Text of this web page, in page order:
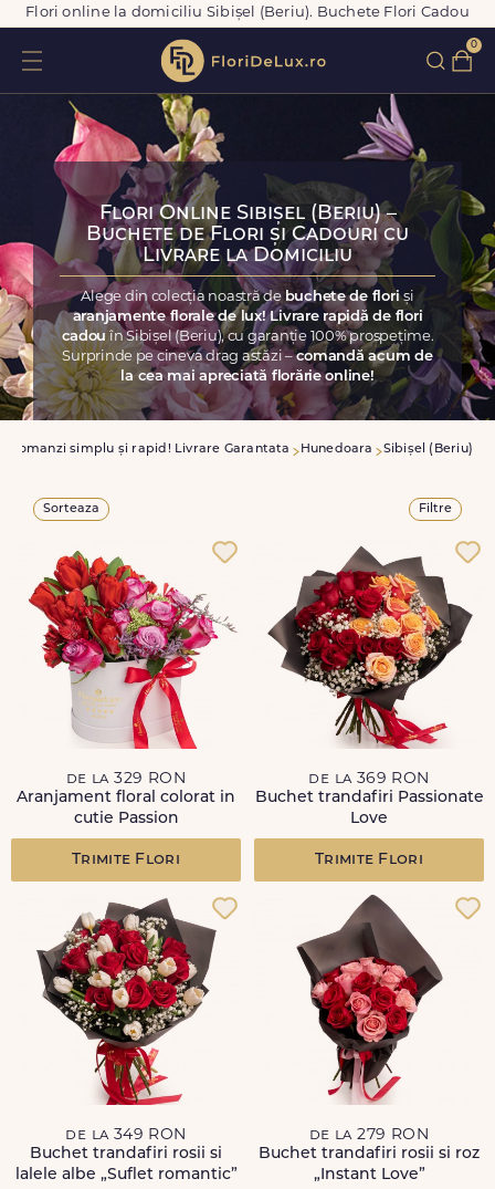
Flori online la domiciliu Sibișel (Beriu). Buchete Flori Cadou
0
Flori Online Sibișel (Beriu) –
Buchete de Flori și Cadouri cu
Livrare la Domiciliu
Alege din colecția noastră de buchete de floriși
aranjamente florale de lux! Livrare rapidă de flori
cadou în Sibișel (Beriu), cu garanție 100% prospețime.
Surprinde pe cineva drag astăzi –comandă acum de
la cea mai apreciată florărie online!
Comanzi simplu și rapid! Livrare Garantata Hunedoara Sibișel (Beriu)
Sorteaza Filtre
de la 329 RON
Aranjament floral colorat in
cutie Passion
Trimite Flori
de la 369 RON
Buchet trandafiri Passionate
Love
Trimite Flori
de la 349 RON
Buchet trandafiri rosii si
lalele albe „Suflet romantic”
de la 279 RON
Buchet trandafiri rosii si roz
„Instant Love”